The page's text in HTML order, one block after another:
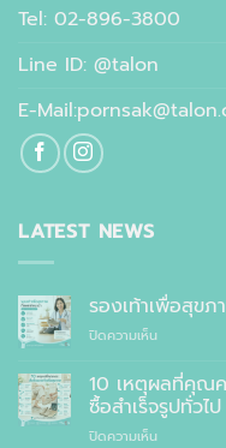
Tel: 02-896-3800
Line ID: @talon
E-
LATEST NEWS
รองเท้าเพื่อสุข
ปิดความเห็นบน
เพื่อ
สุขภาพ
ที่
แพทย์
10 เหตุผลที่คุณ
ซื้อสำเร็จรูปทั่วไป
ปิดความเห็นบน